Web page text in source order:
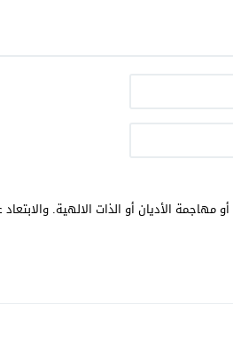
مهاجمة الأديان أو الذات الالهية.